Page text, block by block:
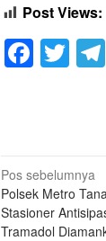
Post Views:
Navigasi
pos
Pos sebelumnya
Polsek Metro
Stasioner
Tramadol